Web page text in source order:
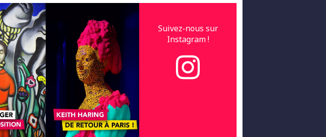
Suivez-nous sur
Instagram !